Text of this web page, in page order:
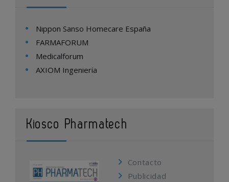
Nippon Sanso Homecare España
FARMAFORUM
Medicalforum
AXIOM Ingeniería
Kiosco Pharmatech
Contacto
Publicidad